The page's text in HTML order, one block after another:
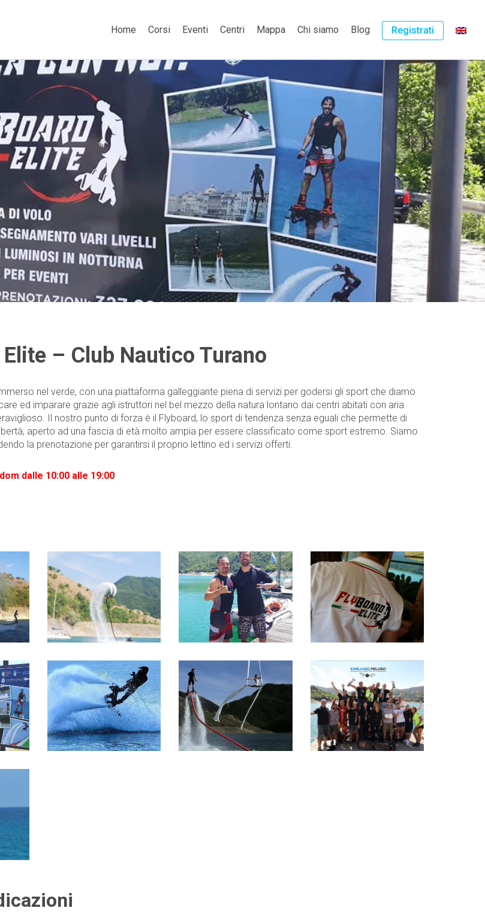
Home Corsi Eventi Centri Mappa Chi siamo Blog Registrati
– Club Nautico Turano
nel verde, con una piattaforma galleggiante piena di servizi per godersi gli sport che diamo
ed imparare grazie agli istruttori nel bel mezzo della natura lontano dai centri abitati con aria
Il nostro punto di forza è il Flyboard, lo sport di tendenza senza eguali che permette di
aperto ad una fascia di età molto ampia per essere classificato come sport estremo. Siamo
la prenotazione per garantirsi il proprio lettino ed i servizi offerti.
dalle 10:00 alle 19:00